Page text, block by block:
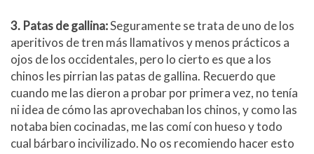
3. Patas de gallina:Seguramente se trata de uno de los
aperitivos de tren más llamativos y menos prácticos a
ojos de los occidentales, pero lo cierto es que a los
chinos les pirrian las patas de gallina. Recuerdo que
cuando me las dieron a probar por primera vez, no tenía
ni idea de cómo las aprovechaban los chinos, y como las
notaba bien cocinadas, me las comí con hueso y todo
cual bárbaro incivilizado. No os recomiendo hacer esto